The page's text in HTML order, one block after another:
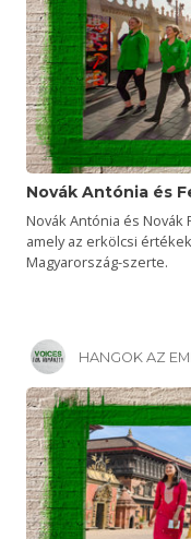
Novák Antónia és
Novák Antónia és Novák
amely az erkölcsi
Magyarország-szerte.
HANGOK AZ